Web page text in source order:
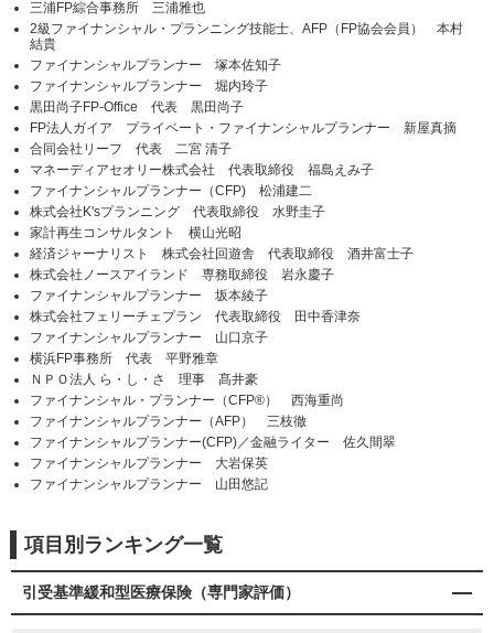
三浦FP綜合事務所 三浦雅也
2級ファイナンシャル・プランニング技能士、AFP（FP協会会員） 本村
結貴
ファイナンシャルプランナー 塚本佐知子
ファイナンシャルプランナー 堀内玲子
黒田尚子FP-Office 代表 黒田尚子
FP法人ガイア プライベート・ファイナンシャルプランナー 新屋真摘
合同会社リーフ 代表 二宮 清子
マネーディアセオリー株式会社 代表取締役 福島えみ子
ファイナンシャルプランナー（CFP) 松浦建二
株式会社K'sプランニング 代表取締役 水野圭子
家計再生コンサルタント 横山光昭
経済ジャーナリスト 株式会社回遊舎 代表取締役 酒井富士子
株式会社ノースアイランド 専務取締役 岩永慶子
ファイナンシャルプランナー 坂本綾子
株式会社フェリーチェプラン 代表取締役 田中香津奈
ファイナンシャルプランナー 山口京子
横浜FP事務所 代表 平野雅章
ＮＰＯ法人 ら・し・さ 理事 髙井豪
ファイナンシャル・プランナー（CFP®） 西海重尚
ファイナンシャルプランナー（AFP） 三枝徹
ファイナンシャルプランナー(CFP)／金融ライター 佐久間翠
ファイナンシャルプランナー 大岩保英
ファイナンシャルプランナー 山田悠記
項目別ランキング一覧
引受基準緩和型医療保険（専門家評価）